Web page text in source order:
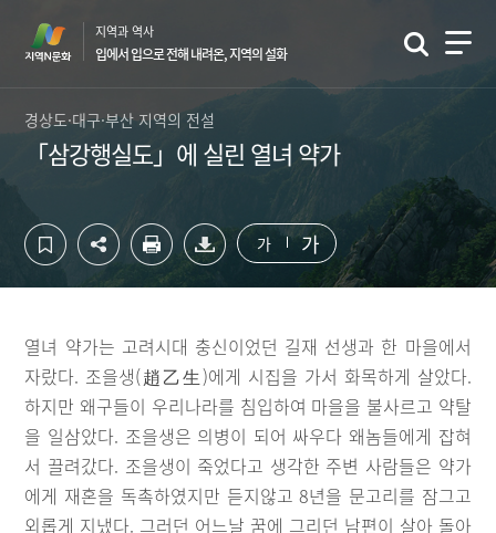
로가
지역과 역사
입에서 입으로 전해 내려온, 지역의 설화
경상도·대구·부산 지역의 전설
「삼강행실도」에 실린 열녀 약가
가 가
열녀 약가는 고려시대 충신이었던 길재 선생과 한 마을에서
자랐다. 조을생(趙乙生)에게 시집을 가서 화목하게 살았다.
하지만 왜구들이 우리나라를 침입하여 마을을 불사르고 약탈
을 일삼았다. 조을생은 의병이 되어 싸우다 왜놈들에게 잡혀
서 끌려갔다. 조을생이 죽었다고 생각한 주변 사람들은 약가
에게 재혼을 독촉하였지만 듣지않고 8년을 문고리를 잠그고
외롭게 지냈다. 그러던 어느날 꿈에 그리던 남편이 살아 돌아